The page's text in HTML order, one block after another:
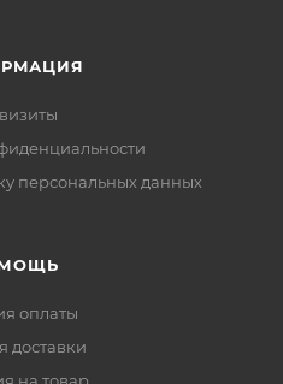
персональных данных
оплаты
доставки